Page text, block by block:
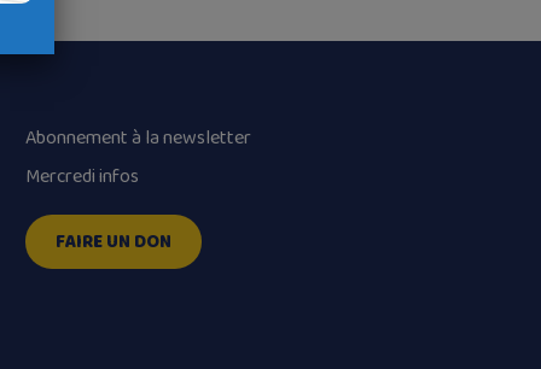
Abonnement à la newsletter
Mercredi infos
FAIRE UN DON